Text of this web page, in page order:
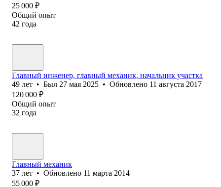
25 000 ₽
Общий опыт
42 года
Главный инженер, главный механик, начальник участка
49 лет • Был 27 мая 2025 • Обновлено 11 августа 2017
120 000 ₽
Общий опыт
32 года
Главный механик
37 лет • Обновлено 11 марта 2014
55 000 ₽